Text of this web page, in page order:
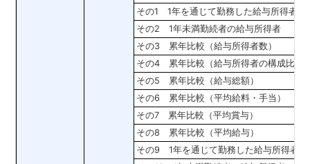
その1 1年を通じて勤務した給与所得者
その2 1年未満勤続者の給与所得者
その3 累年比較（給与所得者数）
その4 累年比較（給与所得者の構成比）
その5 累年比較（給与総額）
その6 累年比較（平均給料・手当）
その7 累年比較（平均賞与）
その8 累年比較（平均給与）
その9 1年を通じて勤務した給与所得者（